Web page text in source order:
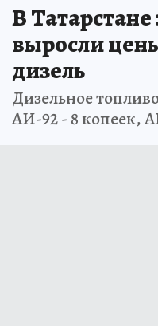
В
выросли
дизель
Дизельное
АИ-92 - 8 копеек,